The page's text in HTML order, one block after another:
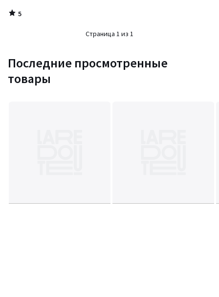
5
/
Страница 1 из 1
Последние просмотренные
товары